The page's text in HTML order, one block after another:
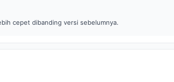
cepet dibanding versi sebelumnya.